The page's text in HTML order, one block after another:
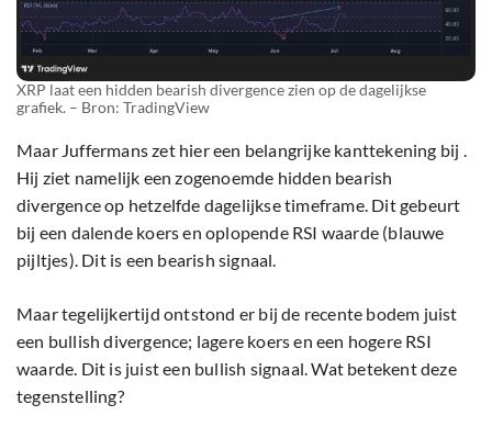
XRP laat een hidden bearish divergence zien op de dagelijkse
grafiek. – Bron: TradingView
Maar Juffermans zet hier een belangrijke kanttekening bij .
Hij ziet namelijk een zogenoemde hidden bearish
divergence op hetzelfde dagelijkse timeframe. Dit gebeurt
bij een dalende koers en oplopende RSI waarde (blauwe
pijltjes). Dit is een bearish signaal.
Maar tegelijkertijd ontstond er bij de recente bodem juist
een bullish divergence; lagere koers en een hogere RSI
waarde. Dit is juist een bullish signaal. Wat betekent deze
tegenstelling?